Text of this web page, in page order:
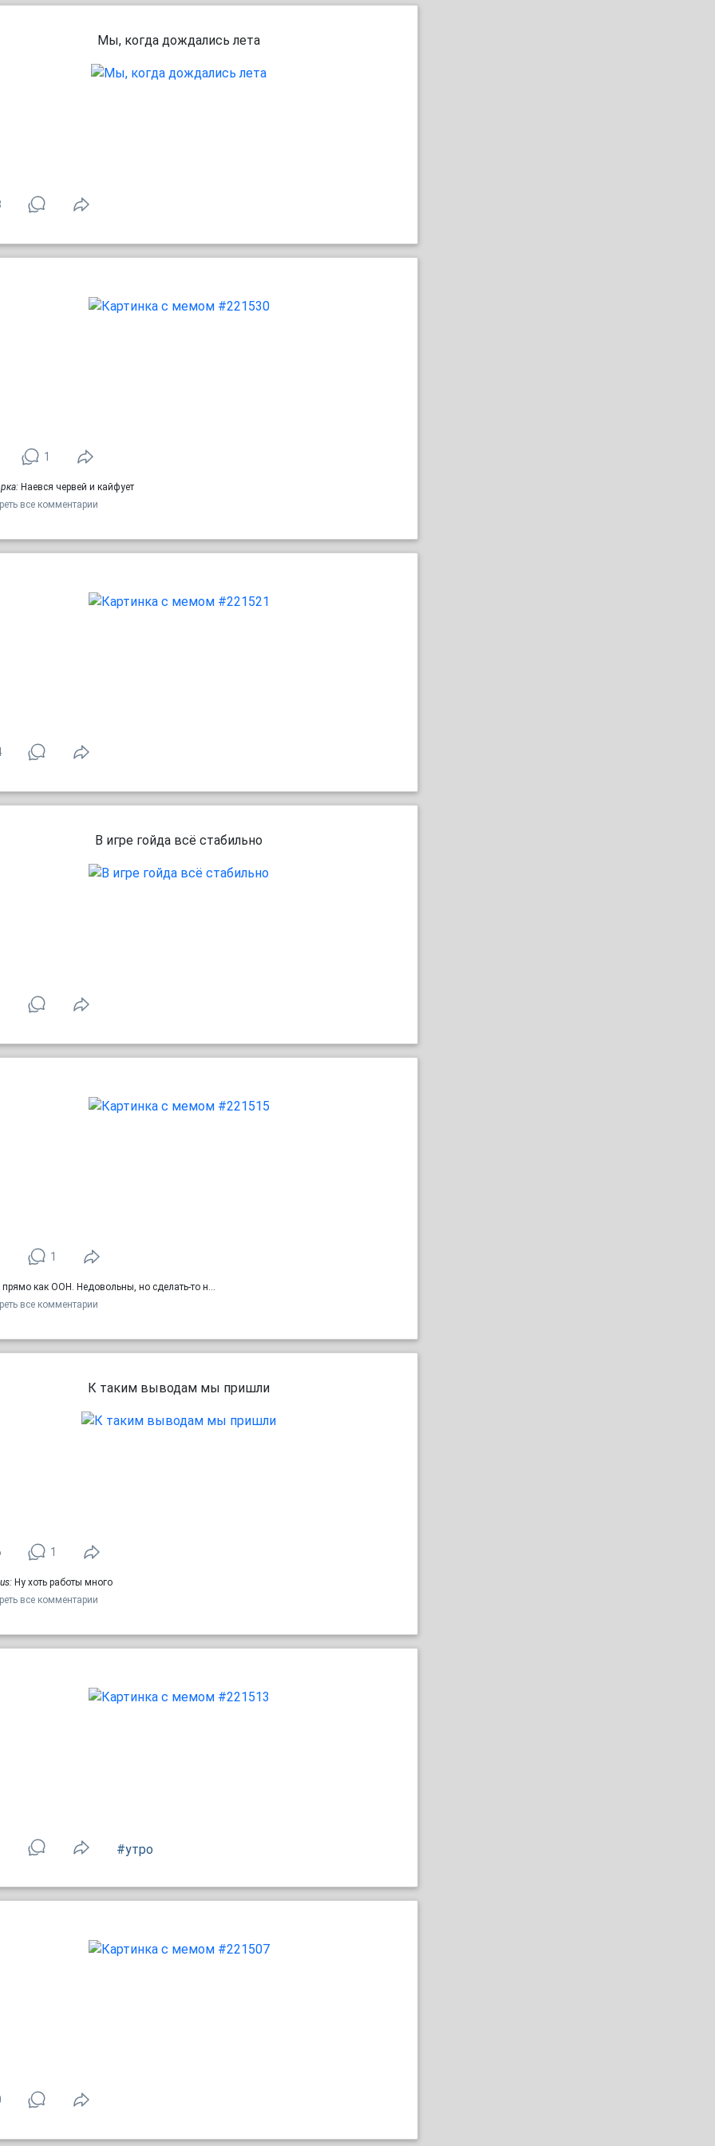
Мы, когда дождались лета
1
Наевся червей и кайфует
все комментарии
В игре гойда всё стабильно
1
прямо как ООН. Недовольны, но сделать-то н…
все комментарии
К таким выводам мы пришли
1
Ну хоть работы много
все комментарии
#утро